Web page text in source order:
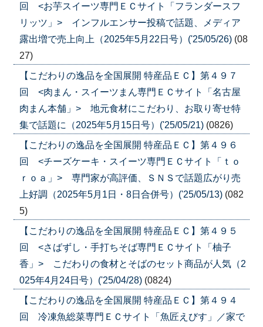
回 <お芋スイーツ専門ＥＣサイト「フランダースフ
リッツ」> インフルエンサー投稿で話題、メディア
露出増で売上向上（2025年5月22日号）('25/05/26) (08
27)
【こだわりの逸品を全国展開 特産品ＥＣ】第４９７
回 <肉まん・スイーツまん専門ＥＣサイト「名古屋
肉まん本舗」> 地元食材にこだわり、お取り寄せ特
集で話題に（2025年5月15日号）('25/05/21) (0826)
【こだわりの逸品を全国展開 特産品ＥＣ】第４９６
回 <チーズケーキ・スイーツ専門ＥＣサイト「ｔｏ
ｒｏａ」> 専門家が高評価、ＳＮＳで話題広がり売
上好調（2025年5月1日・8日合併号）('25/05/13) (082
5)
【こだわりの逸品を全国展開 特産品ＥＣ】第４９５
回 <さばずし・手打ちそば専門ＥＣサイト「柚子
香」> こだわりの食材とそばのセット商品が人気（2
025年4月24日号）('25/04/28) (0824)
【こだわりの逸品を全国展開 特産品ＥＣ】第４９４
回 冷凍魚総菜専門ＥＣサイト「魚匠えびす」／家で